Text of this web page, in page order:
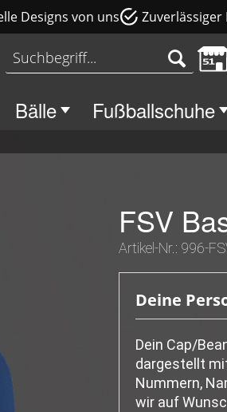
Designs von uns
Bälle Fußballschuhe
FSV
Artikel-Nr.: 996-
Deine
Dein Cap/
dargestellt
Nummern,
wir auf